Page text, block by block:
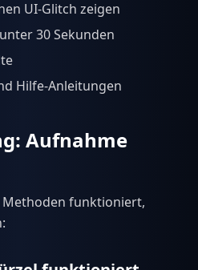
UI-Glitch zeigen
30 Sekunden
Hilfe-Anleitungen
Aufnahme
funktioniert,